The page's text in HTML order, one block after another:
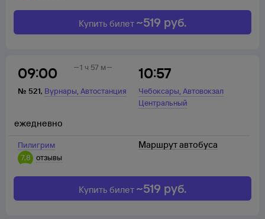
Купить билет ~519 руб.
09:00
№ 521, Вурнары,Автостанция
10:57
Чебоксары,Автовокзал
Центральный
1 ч 57 м
Пилигрим
7,8
отзывы
ежедневно
Маршрут автобуса
Купить билет ~519 руб.